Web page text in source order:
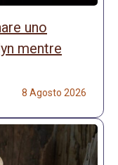
uno
mentre
8 Agosto 2026